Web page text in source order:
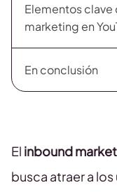
Elementos clave
marketing en
En conclusión
El inbound
busca atraer a